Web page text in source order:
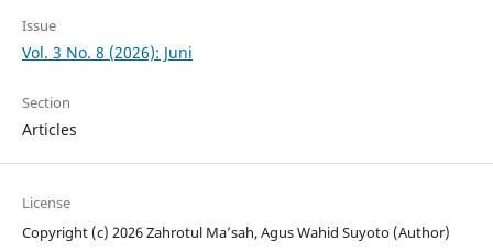
Issue
Vol. 3 No. 8 (2026): Juni
Section
Articles
License
Copyright (c) 2026 Zahrotul Ma’sah, Agus Wahid Suyoto (Author)